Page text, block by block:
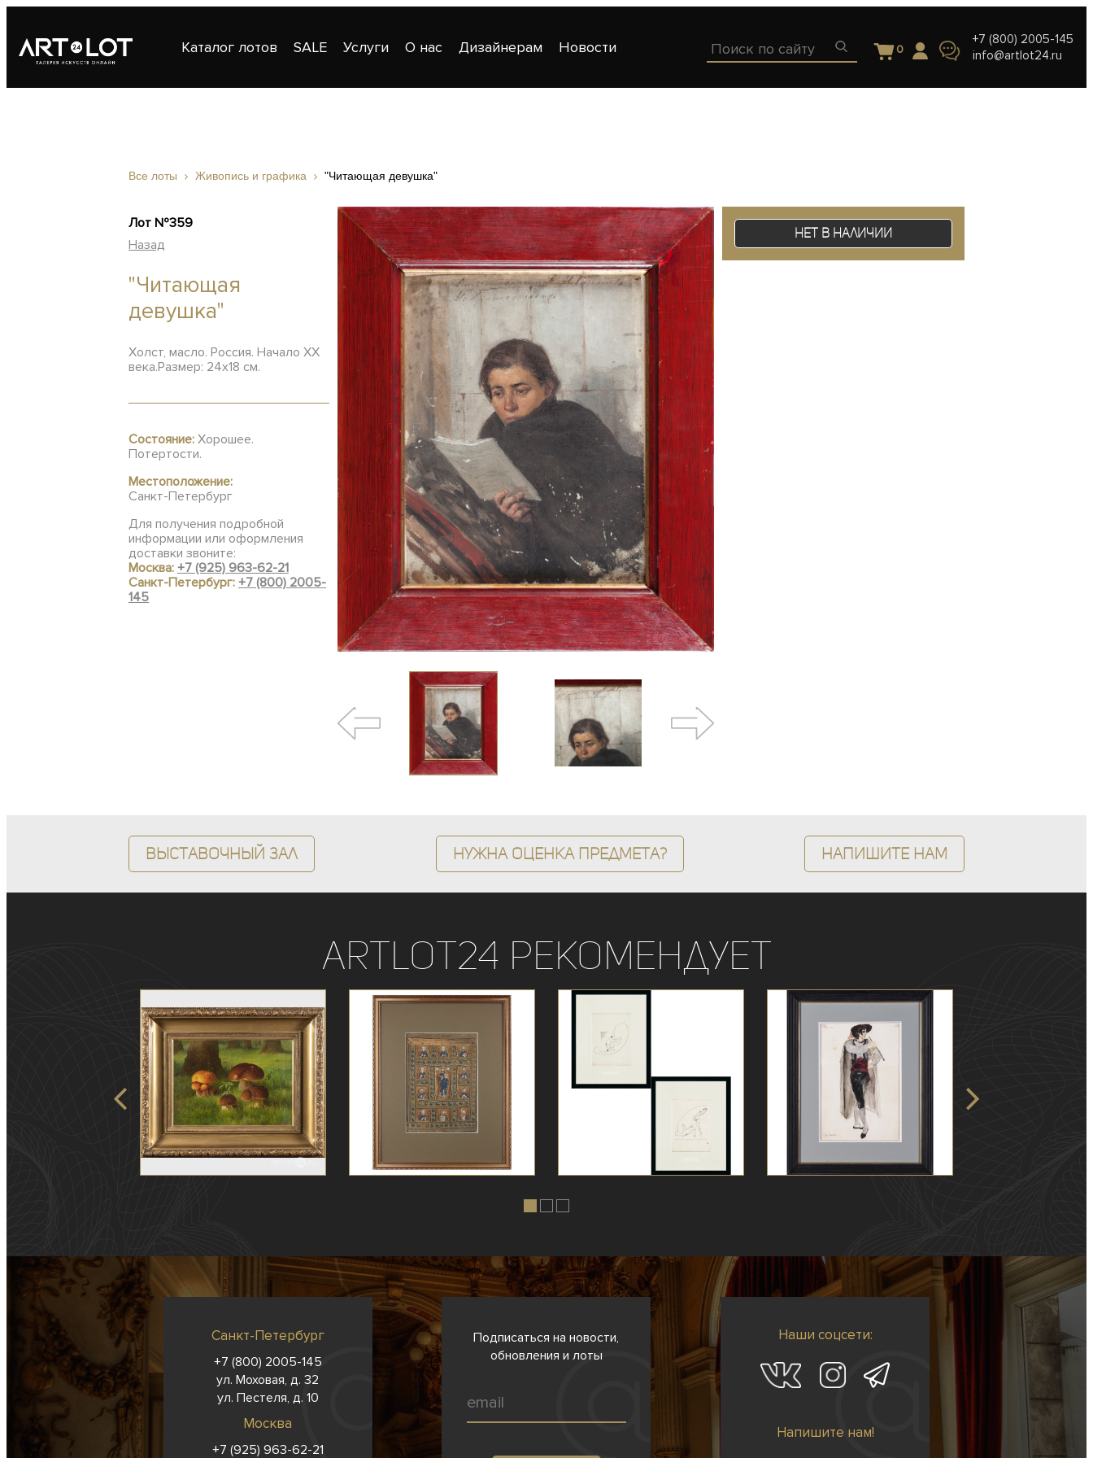
Каталог лотов SALE Услуги О нас Дизайнерам Новости 0
+7 (800) 2005-145
info@artlot24.ru
Все лоты Живопись и графика "Читающая девушка"
Лот №359
Назад
"Читающая
девушка"
Холст, масло. Россия. Начало ХХ
века.Размер: 24х18 см.
Состояние: Хорошее.
Потертости.
Местоположение:
Санкт-Петербург
Для получения подробной
информации или оформления
доставки звоните:
Москва: +7 (925) 963-62-21
Санкт-Петербург: +7 (800) 2005-
145
Нет в наличии
Выставочный зал Нужна оценка предмета? Напишите нам
ArtLot24 рекомендует
Санкт-Петербург
+7 (800) 2005-145
ул. Моховая, д. 32
ул. Пестеля, д. 10
Москва
+7 (925) 963-62-21
Подписаться на новости,
обновления и лоты
Наши соцсети:
Напишите нам!